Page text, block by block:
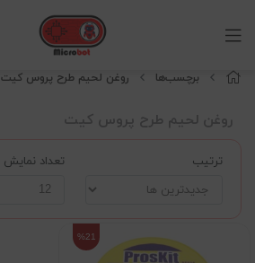
برچسب‌ها روغن لحیم طرح پروس کیت
روغن لحیم طرح پروس کیت
ترتیب تعداد نمایش
%21